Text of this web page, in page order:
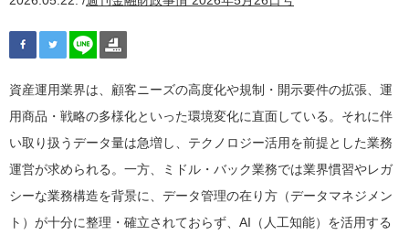
資産運用業界は、顧客ニーズの高度化や規制・開示要件の拡張、運
用商品・戦略の多様化といった環境変化に直面している。それに伴
い取り扱うデータ量は急増し、テクノロジー活用を前提とした業務
運営が求められる。一方、ミドル・バック業務では業界慣習やレガ
シーな業務構造を背景に、データ管理の在り方（データマネジメン
ト）が十分に整理・確立されておらず、AI（人工知能）を活用する